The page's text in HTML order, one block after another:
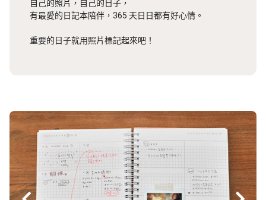
自己的照片，自己的日子，
有最愛的日記本陪伴，365 天日日都有好心情。
重要的日子就用照片標記起來吧！